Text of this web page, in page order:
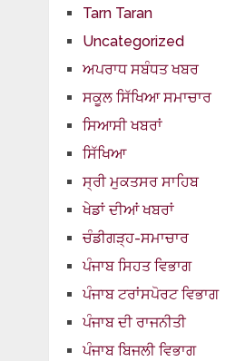
Tarn Taran
Uncategorized
ਅਪਰਾਧ ਸਬੰਧਤ ਖਬਰ
ਸਕੂਲ ਸਿੱਖਿਆ ਸਮਾਚਾਰ
ਸਿਆਸੀ ਖਬਰਾਂ
ਸਿੱਖਿਆ
ਸ੍ਰੀ ਮੁਕਤਸਰ ਸਾਹਿਬ
ਖੇਡਾਂ ਦੀਆਂ ਖਬਰਾਂ
ਚੰਡੀਗੜ੍ਹ-ਸਮਾਚਾਰ
ਪੰਜਾਬ ਸਿਹਤ ਵਿਭਾਗ
ਪੰਜਾਬ ਟਰਾਂਸਪੋਰਟ ਵਿਭਾਗ
ਪੰਜਾਬ ਦੀ ਰਾਜਨੀਤੀ
ਪੰਜਾਬ ਬਿਜਲੀ ਵਿਭਾਗ